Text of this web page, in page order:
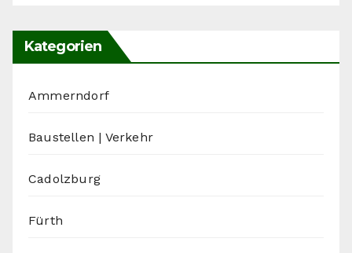
Kategorien
Ammerndorf
Baustellen | Verkehr
Cadolzburg
Fürth